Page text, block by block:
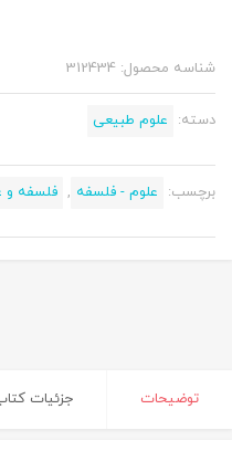
شناسه محصول: 312434
دسته: علوم طبیعی
برچسب: علوم - فلسفه , فلسفه و
توضیحات جزئیات